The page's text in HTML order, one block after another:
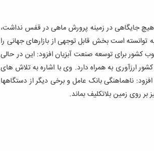
جایگاهی در زمینه پرورش ماهی در قفس نداشت،
قالب طرح های مشابه توانسته است بخش قابل توجهی از بازارهای جهانی را
کشور برای توسعه صنعت آبزیان افزود: این در حالی
ارزآوری به همراه دارد. وی با اشاره به تلاش های
ناهماهنگی بانک عامل و برخی دیگر از دستگاهها
روی زمین بلاتکلیف بماند.